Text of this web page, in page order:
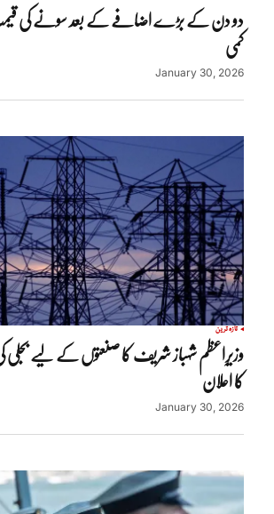
دو دن کے بڑے اضافے کے بعد سونے کی
کمی
January 30, 2026
تازہ ترین
وزیرِاعظم شہباز شریف کا صنعتوں کے لیے
کا اعلان
January 30, 2026